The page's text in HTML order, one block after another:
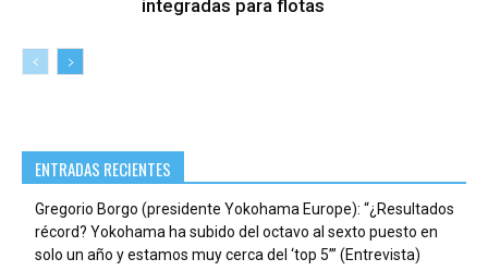
integradas para flotas
ENTRADAS RECIENTES
Gregorio Borgo (presidente Yokohama Europe): “¿Resultados
récord? Yokohama ha subido del octavo al sexto puesto en
solo un año y estamos muy cerca del ‘top 5’” (Entrevista)